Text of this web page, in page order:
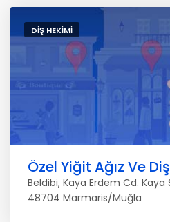
DIŞ HEKIMI
Özel Yiğit Ağız Ve
Beldibi, Kaya Erdem Cd. Kaya
48704 Marmaris/Muğla